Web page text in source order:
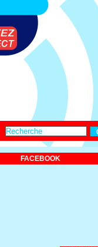
FACEBOOK